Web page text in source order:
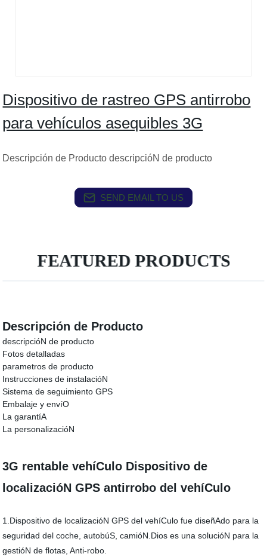
Dispositivo de rastreo GPS antirrobo
para vehículos asequibles 3G
Descripción de Producto descripcióN de producto
SEND EMAIL TO US
FEATURED PRODUCTS
Descripción de Producto
descripcióN de producto
Fotos detalladas
parametros de producto
Instrucciones de instalacióN
Sistema de seguimiento GPS
Embalaje y envíO
La garantíA
La personalizacióN
3G rentable vehíCulo Dispositivo de
localizacióN GPS antirrobo del vehíCulo
1.Dispositivo de localizacióN GPS del vehíCulo fue diseñAdo para la
seguridad del coche, autobúS, camióN.Dios es una solucióN para la
gestióN de flotas, Anti-robo.